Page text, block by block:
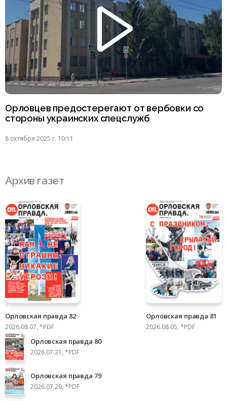
Орловцев предостерегают от вербовки со
стороны украинских спецслужб
8 октября 2025 г. 10:11
Архив газет
Орловская правда 82
2026.08.07, *PDF
Орловская правда 81
2026.08.05, *PDF
Орловская правда 80
2026.07.31, *PDF
Орловская правда 79
2026.07.29, *PDF